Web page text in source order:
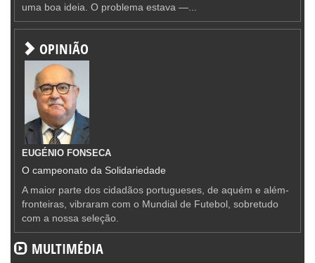
uma boa ideia. O problema estava —...
OPINIÃO
EUGÉNIO FONSECA
O campeonato da Solidariedade
A maior parte dos cidadãos portugueses, de aquém e além-
fronteiras, vibraram com o Mundial de Futebol, sobretudo
com a nossa seleção.
MULTIMÉDIA